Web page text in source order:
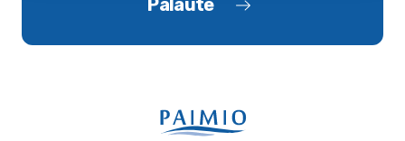
Palaute